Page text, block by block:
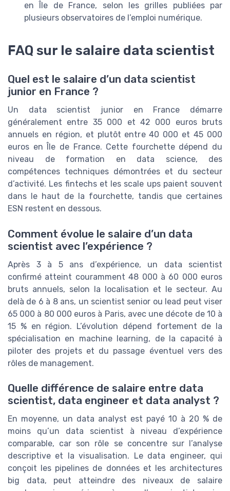
en Île de France, selon les grilles publiées par
plusieurs observatoires de l’emploi numérique.
FAQ sur le salaire data scientist
Quel est le salaire d’un data scientist
junior en France ?
Un data scientist junior en France démarre
généralement entre 35 000 et 42 000 euros bruts
annuels en région, et plutôt entre 40 000 et 45 000
euros en Île de France. Cette fourchette dépend du
niveau de formation en data science, des
compétences techniques démontrées et du secteur
d’activité. Les fintechs et les scale ups paient souvent
dans le haut de la fourchette, tandis que certaines
ESN restent en dessous.
Comment évolue le salaire d’un data
scientist avec l’expérience ?
Après 3 à 5 ans d’expérience, un data scientist
confirmé atteint couramment 48 000 à 60 000 euros
bruts annuels, selon la localisation et le secteur. Au
delà de 6 à 8 ans, un scientist senior ou lead peut viser
65 000 à 80 000 euros à Paris, avec une décote de 10 à
15 % en région. L’évolution dépend fortement de la
spécialisation en machine learning, de la capacité à
piloter des projets et du passage éventuel vers des
rôles de management.
Quelle différence de salaire entre data
scientist, data engineer et data analyst ?
En moyenne, un data analyst est payé 10 à 20 % de
moins qu’un data scientist à niveau d’expérience
comparable, car son rôle se concentre sur l’analyse
descriptive et la visualisation. Le data engineer, qui
conçoit les pipelines de données et les architectures
big data, peut atteindre des niveaux de salaire